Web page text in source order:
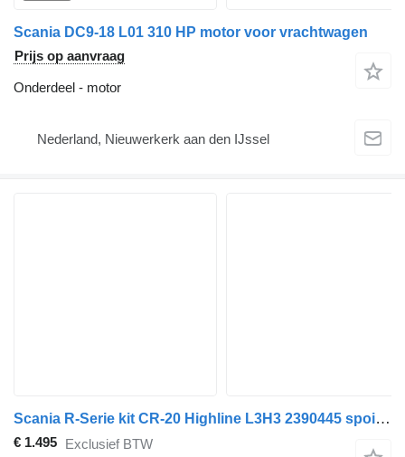
Scania DC9-18 L01 310 HP motor voor vrachtwagen
Prijs op aanvraag
Onderdeel - motor
Nederland, Nieuwerkerk aan den IJssel
Scania R-Serie kit CR-20 Highline L3H3 2390445 spoiler voor Scania R-Serie vrachtwagen
€ 1.495 Exclusief BTW